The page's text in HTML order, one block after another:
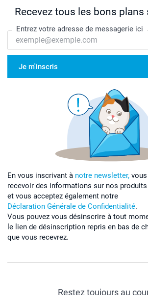
Recevez tous les bons
Entrez votre adresse de messagerie ici
Je m'inscris
En vous inscrivant à notre newsletter,
recevoir des informations sur nos
et vous acceptez également notre
Déclaration Générale de Confidentialité.
Vous pouvez vous désinscrire à tout
le lien de désinscription repris en bas de
que vous recevrez.
Restez toujours au